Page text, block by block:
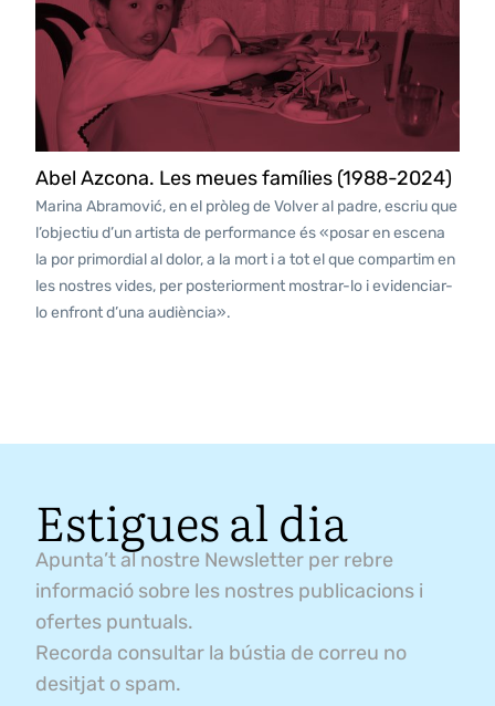
Abel Azcona. Les meues famílies (1988-2024)
Marina Abramović, en el pròleg de Volver al padre, escriu que
l’objectiu d’un artista de performance és «posar en escena
la por primordial al dolor, a la mort i a tot el que compartim en
les nostres vides, per posteriorment mostrar-lo i evidenciar-
lo enfront d’una audiència».
Estigues al dia
Apunta’t al nostre Newsletter per rebre
informació sobre les nostres publicacions i
ofertes puntuals.
Recorda consultar la bústia de correu no
desitjat o spam.